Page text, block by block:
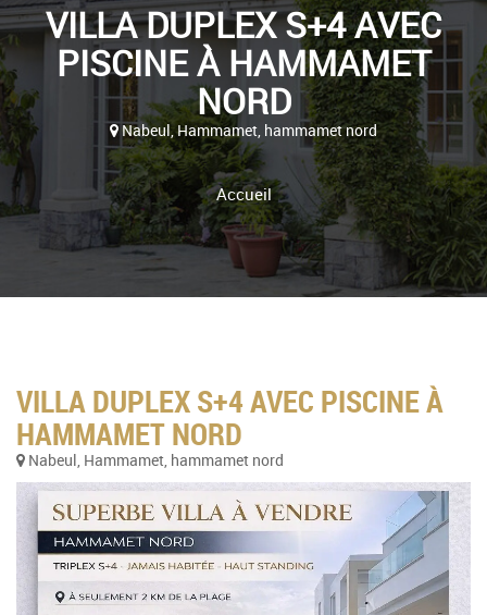
VILLA DUPLEX S+4 AVEC
PISCINE À HAMMAMET
NORD
Nabeul, Hammamet, hammamet nord
Accueil
VILLA DUPLEX S+4 AVEC PISCINE À
HAMMAMET NORD
Nabeul, Hammamet, hammamet nord